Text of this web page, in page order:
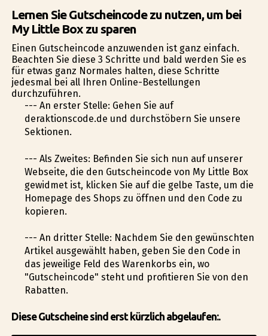
Lernen Sie Gutscheincode zu nutzen, um bei
My Little Box zu sparen
Einen Gutscheincode anzuwenden ist ganz einfach.
Beachten Sie diese 3 Schritte und bald werden Sie es
für etwas ganz Normales halten, diese Schritte
jedesmal bei all Ihren Online-Bestellungen
durchzuführen.
--- An erster Stelle: Gehen Sie auf
deraktionscode.de und durchstöbern Sie unsere
Sektionen.
--- Als Zweites: Befinden Sie sich nun auf unserer
Webseite, die den Gutscheincode von My Little Box
gewidmet ist, klicken Sie auf die gelbe Taste, um die
Homepage des Shops zu öffnen und den Code zu
kopieren.
--- An dritter Stelle: Nachdem Sie den gewünschten
Artikel ausgewählt haben, geben Sie den Code in
das jeweilige Feld des Warenkorbs ein, wo
"Gutscheincode" steht und profitieren Sie von den
Rabatten.
Diese Gutscheine sind erst kürzlich abgelaufen:.